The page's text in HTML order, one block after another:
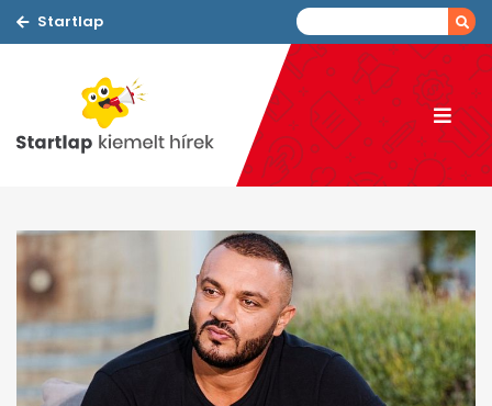
Startlap